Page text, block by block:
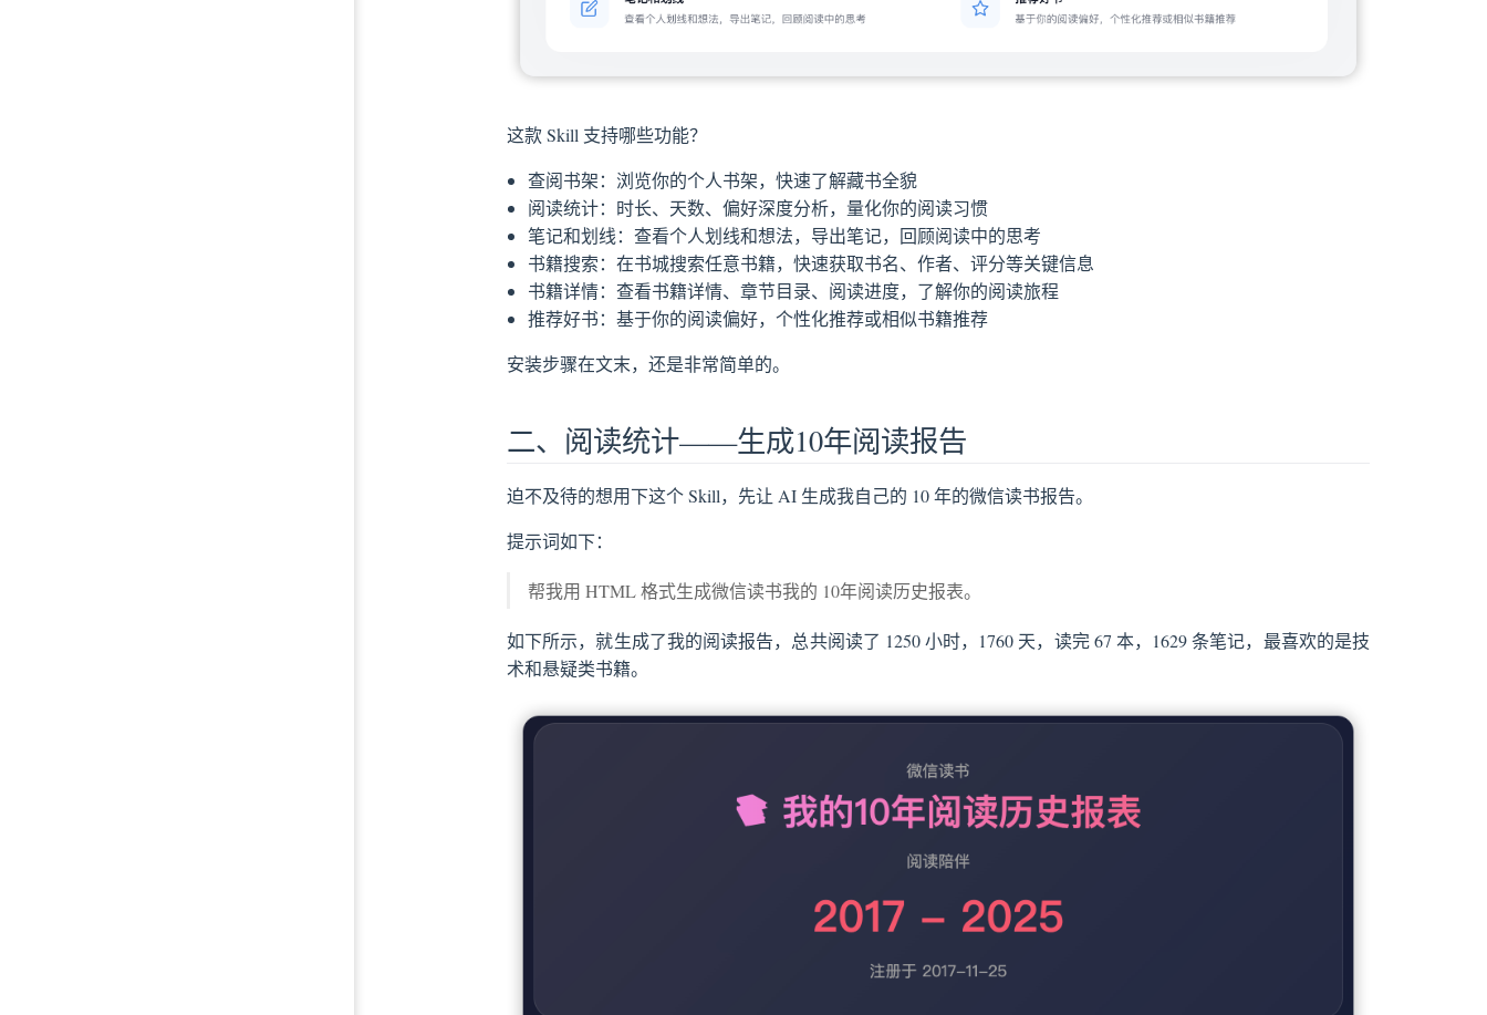
这款 Skill 支持哪些功能？
查阅书架：浏览你的个人书架，快速了解藏书全貌
阅读统计：时长、天数、偏好深度分析，量化你的阅读习惯
笔记和划线：查看个人划线和想法，导出笔记，回顾阅读中的思考
书籍搜索：在书城搜索任意书籍，快速获取书名、作者、评分等关键信息
书籍详情：查看书籍详情、章节目录、阅读进度，了解你的阅读旅程
推荐好书：基于你的阅读偏好，个性化推荐或相似书籍推荐
安装步骤在文末，还是非常简单的。
二、阅读统计——生成10年阅读报告
迫不及待的想用下这个 Skill，先让 AI 生成我自己的 10 年的微信读书报告。
提示词如下：
帮我用 HTML 格式生成微信读书我的 10年阅读历史报表。
如下所示，就生成了我的阅读报告，总共阅读了 1250 小时，1760 天，读完 67 本，1629 条笔记，最喜欢的是技
术和悬疑类书籍。